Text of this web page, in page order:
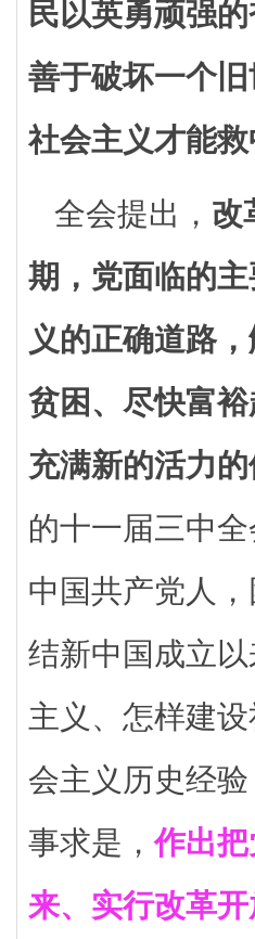
民以英勇顽强
善于破坏一个
社会主义才能
全会提出， 改
期，党面临的
义的正确道路
贫困、尽快富
充满新的活力
的十一届三中
中国共产党人
结新中国成立
主义、怎样建
会主义历史经
事求是，作出
来、实行改革